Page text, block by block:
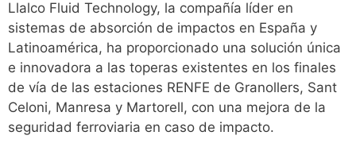
Llalco Fluid Technology, la compañía líder en
sistemas de absorción de impactos en España y
Latinoamérica, ha proporcionado una solución única
e innovadora a las toperas existentes en los finales
de vía de las estaciones RENFE de Granollers, Sant
Celoni, Manresa y Martorell, con una mejora de la
seguridad ferroviaria en caso de impacto.